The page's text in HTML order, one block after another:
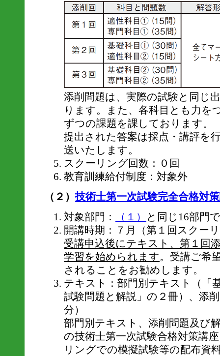
添削問題は、実際の試験と同じ
ります。また、各科目とも力を
ずつの課題を課しております。
提出された答案は採点・講評を
送いたします。
スクーリング回数：０回
教育訓練給付制度：対象外
（２）技術士第一次試験完全合格対
対象部門：
（１）
と同じ16部門
開講時期：７月（第１回スクー
受講申込後にテキスト、第１回
学習を始められます。受講ご希
されることをお勧めします。
テキスト：部門別テキスト（「
試験問題と解説」の２冊）、添
分）
部門別テキスト、添削問題及び
の技術士第一次試験合格対策講
リングでの模擬試験等の配布資